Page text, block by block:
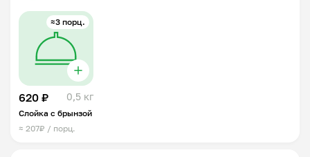
≈3 порц.
620 ₽ 0,5 кг
Слойка с брынзой
≈ 207₽ / порц.